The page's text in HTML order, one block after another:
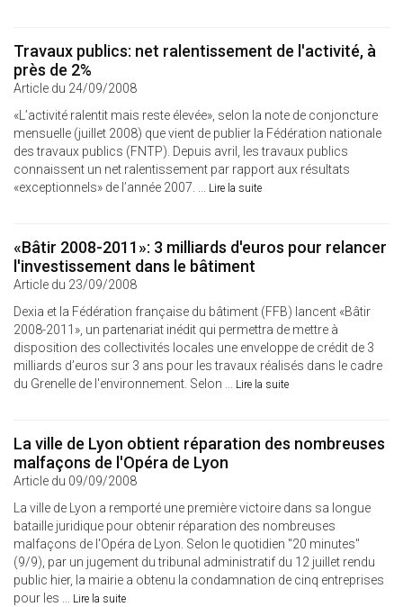
Travaux publics: net ralentissement de l'activité, à
près de 2%
Article du 24/09/2008
«L’activité ralentit mais reste élevée», selon la note de conjoncture
mensuelle (juillet 2008) que vient de publier la Fédération nationale
des travaux publics (FNTP). Depuis avril, les travaux publics
connaissent un net ralentissement par rapport aux résultats
«exceptionnels» de l’année 2007. ... Lire la suite
«Bâtir 2008-2011»: 3 milliards d'euros pour relancer
l'investissement dans le bâtiment
Article du 23/09/2008
Dexia et la Fédération française du bâtiment (FFB) lancent «Bâtir
2008-2011», un partenariat inédit qui permettra de mettre à
disposition des collectivités locales une enveloppe de crédit de 3
milliards d’euros sur 3 ans pour les travaux réalisés dans le cadre
du Grenelle de l'environnement. Selon ... Lire la suite
La ville de Lyon obtient réparation des nombreuses
malfaçons de l'Opéra de Lyon
Article du 09/09/2008
La ville de Lyon a remporté une première victoire dans sa longue
bataille juridique pour obtenir réparation des nombreuses
malfaçons de l'Opéra de Lyon. Selon le quotidien "20 minutes"
(9/9), par un jugement du tribunal administratif du 12 juillet rendu
public hier, la mairie a obtenu la condamnation de cinq entreprises
pour les ... Lire la suite